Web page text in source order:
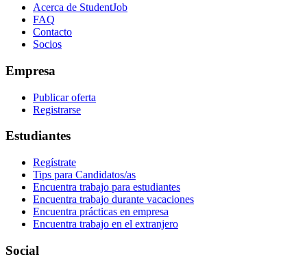
Acerca de StudentJob
FAQ
Contacto
Socios
Empresa
Publicar oferta
Registrarse
Estudiantes
Regístrate
Tips para Candidatos/as
Encuentra trabajo para estudiantes
Encuentra trabajo durante vacaciones
Encuentra prácticas en empresa
Encuentra trabajo en el extranjero
Social